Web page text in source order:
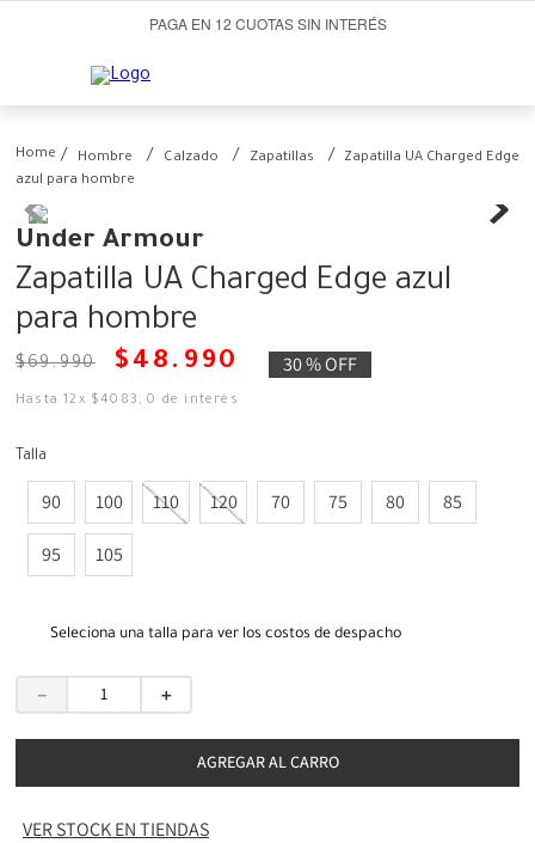
PAGA EN 12 CUOTAS SIN INTERÉS
Hombre Calzado Zapatillas
Zapatilla UA Charged Edge
azul para hombre
Under Armour
Zapatilla UA Charged Edge azul
para hombre
$69.990 $ 48 . 990 30 %OFF
Hasta12 x $4083 ,0 de interés
Talla
90 100 110 120 70 75 80 85
95 105
Seleciona una talla para ver los costos de despacho
＋
－
AGREGAR AL CARRO
VER STOCK EN TIENDAS